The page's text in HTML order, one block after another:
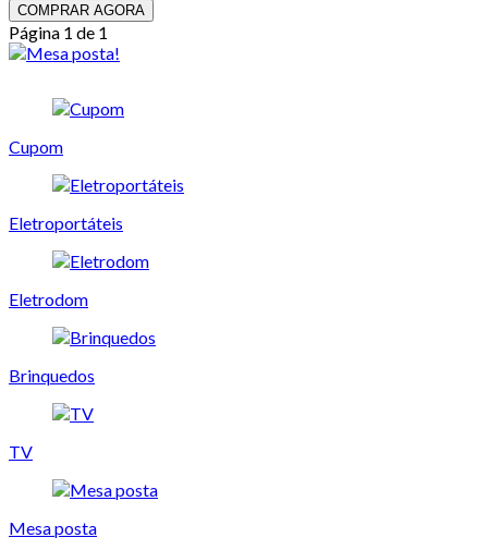
COMPRAR AGORA
Página 1 de 1
Cupom
Eletroportáteis
Eletrodom
Brinquedos
TV
Mesa posta